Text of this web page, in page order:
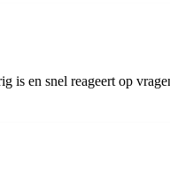
en snel reageert op